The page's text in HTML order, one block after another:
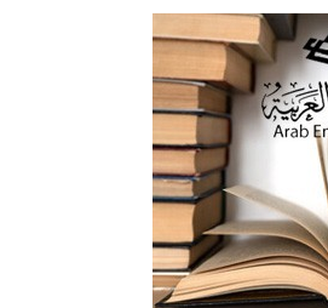
كتب في الطب أربعة مؤلفات هي:
ورسالته في جروح الرأس. ويعود
من الدين والفلسفة.
حيواني يتكون في البحر ويتركب
وهو أحمر أو شديد الحمرة وهو
الحجم ويسمى الش